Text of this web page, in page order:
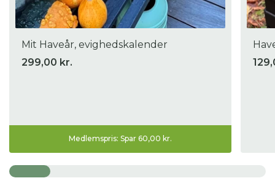
Mit Haveår, evighedskalender
299,00 kr.
Medlemspris: Spar 60,00 kr.